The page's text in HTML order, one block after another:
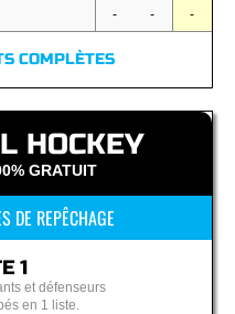
- - -
COMPLÈTES
HOCKEY
GRATUIT
DE REPÊCHAGE
1
et défenseurs
en 1 liste.